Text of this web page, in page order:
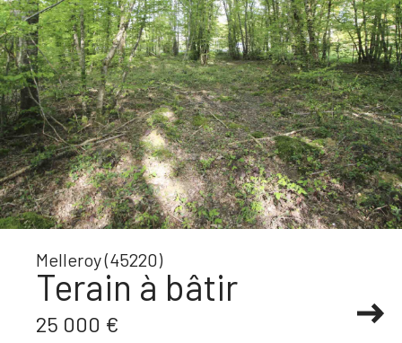
Melleroy (45220)
Terain à bâtir
25 000 €